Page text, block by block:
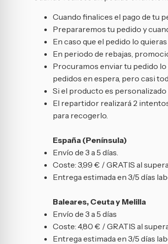
Cuando finalices el pago de tu
Prepararemos tu pedido y
En caso que el pedido lo
En periodo de rebajas,
Procuramos enviar tu pedido lo
pedidos en espera, pero casi
Si el producto es
El repartidor realizará 2
para recogerlo.
España (Península)
Envío de 3 a 5 días.
Coste: 3,99 € / GRATIS al
Entrega estimada en 3/5 días
Baleares, Ceuta y Melilla
Envío de 3 a 5 días
Coste: 4,80 € / GRATIS al
Entrega estimada en 3/5 días